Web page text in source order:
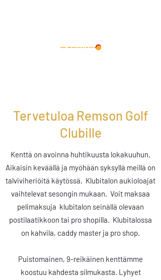
Tervetuloa Remson Golf
Clubille
Kenttä on avoinna huhtikuusta lokakuuhun.
Aikaisin keväällä ja myöhään syksyllä meillä on
talviviheriöitä käytössä. Klubitalon aukioloajat
vaihtelevat sesongin mukaan. Voit maksaa
pelimaksuja klubitalon seinällä olevaan
postilaatikkoon tai pro shopilla. Klubitalossa
on kahvila, caddy master ja pro shop.
Puistomainen, 9-reikäinen kenttämme
koostuu kahdesta silmukasta. Lyhyet